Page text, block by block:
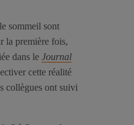
sommeil sont
la première fois,
dans le Journal
cette réalité
collègues ont suivi